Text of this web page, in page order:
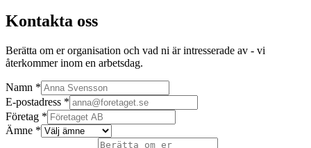
Kontakta oss
Berätta om er organisation och vad ni är intresserade av - vi
återkommer inom en arbetsdag.
Namn *
E-postadress *
Företag *
Ämne *